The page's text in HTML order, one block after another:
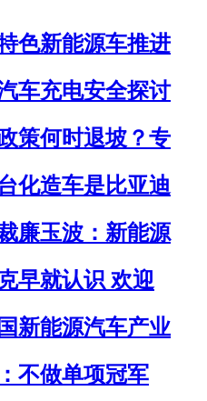
色新能源车推进
车充电安全探讨
策何时退坡？专
化造车是比亚迪
廉玉波：新能源
早就认识 欢迎
新能源汽车产业
不做单项冠军